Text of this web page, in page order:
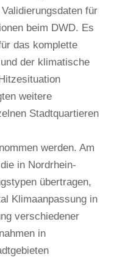
für
beim DWD. Es
das komplette
der klimatische
weitere
Stadtquartieren
werden. Am
in Nordrhein-
übertragen,
Klimaanpassung in
verschiedener
in